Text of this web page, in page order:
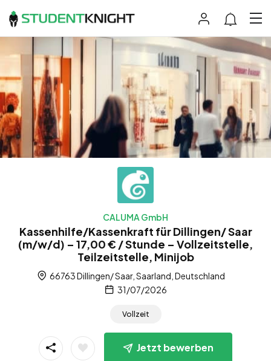
CALUMA GmbH
Kassenhilfe/Kassenkraft für Dillingen/ Saar
(m/w/d) – 17,00 € / Stunde – Vollzeitstelle,
Teilzeitstelle, Minijob
66763 Dillingen/ Saar, Saarland, Deutschland
31/07/2026
Vollzeit
Jetzt bewerben